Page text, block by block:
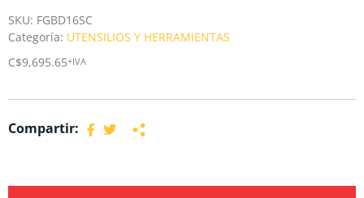
SKU: FGBD16SC
Categoría: UTENSILIOS Y HERRAMIENTAS
C$9,695.65+IVA
Compartir: